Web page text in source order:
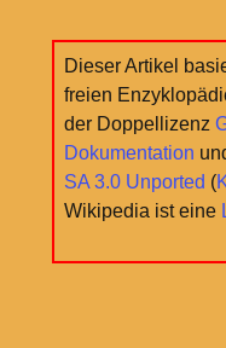
Dieser Artikel
freien
der Doppellizenz
Dokumentation
SA 3.0 Unported (
Wikipedia ist eine